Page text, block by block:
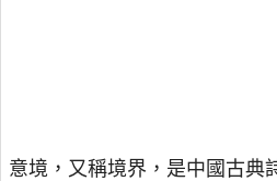
意境，又稱境界，是中國古典